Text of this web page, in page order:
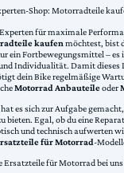
Shop: Motorradteile
für maximale
kaufen möchtest, bist
ein Fortbewegungsmittel – es
Individualität. Damit dieses
dein Bike regelmäßige
Motorrad Anbauteileoder
es sich zur Aufgabe
bieten. Egal, ob du eine
und technisch aufwerten
für Motorrad-
Ersatzteile für Motorrad bei